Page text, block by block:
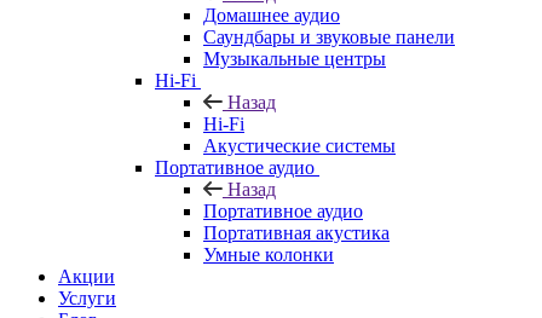
Домашнее аудио
Саундбары и звуковые панели
Музыкальные центры
Hi-Fi
Назад
Hi-Fi
Акустические системы
Портативное аудио
Назад
Портативное аудио
Портативная акустика
Умные колонки
Акции
Услуги